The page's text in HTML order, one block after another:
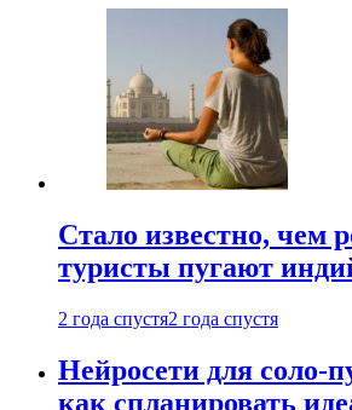
Стало известно, чем
туристы пугают
2 года спустя2 года спустя
Нейросети для соло-
как спланировать